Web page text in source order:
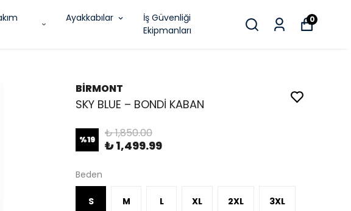
Ayakkabılar
İş Güvenliği
Ekipmanları
0
BİRMONT
SKY BLUE – BONDİ KABAN
%19 ₺ 1,850.00
₺ 1,499.99
Beden
S M L XL 2XL 3XL